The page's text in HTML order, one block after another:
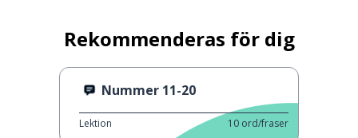
Rekommenderas för dig
Nummer 11-20
Lektion 10 ord/fraser